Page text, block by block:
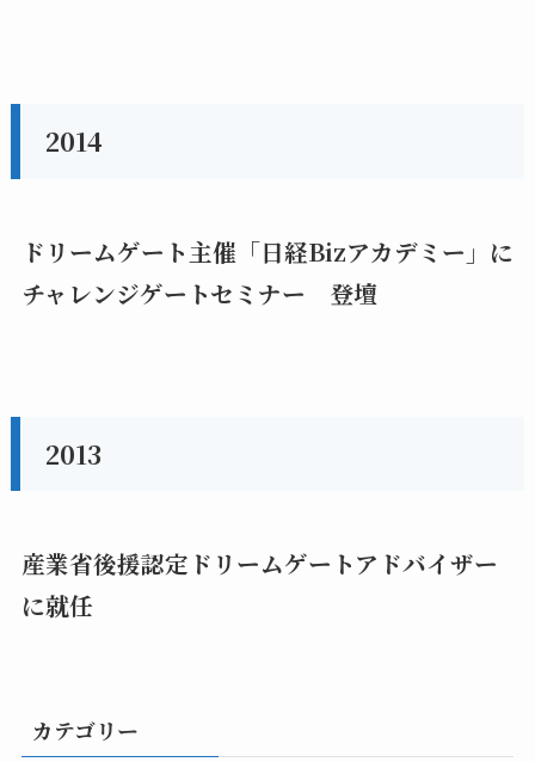
2014
ドリームゲート主催「日経Bizアカデミー」に
チャレンジゲートセミナー 登壇
2013
産業省後援認定ドリームゲートアドバイザー
に就任
カテゴリー